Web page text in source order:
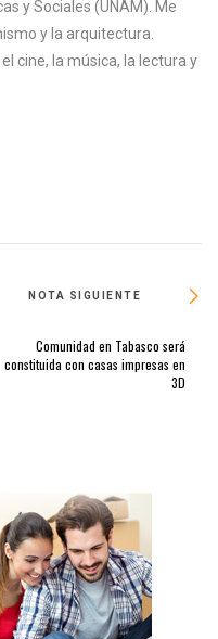
y Sociales (UNAM). Me
y la arquitectura.
cine, la música, la lectura y
NOTA SIGUIENTE
Comunidad en Tabasco será
constituida con casas impresas en
3D